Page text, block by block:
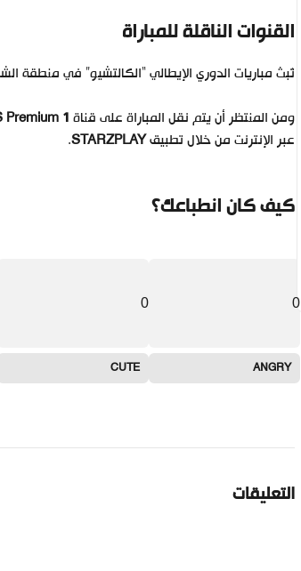
القنوات الناقلة للمباراة
تُبث مباريات الدوري الإيطالي “الكالتشيو” في
ومن المنتظر أن يتم نقل المباراة على قناة1
عبر الإنترنت من خلال تطبيقSTARZPLAY
.
كيف كان انطباعك؟
0
ANGRY
0
CUTE
التعليقات